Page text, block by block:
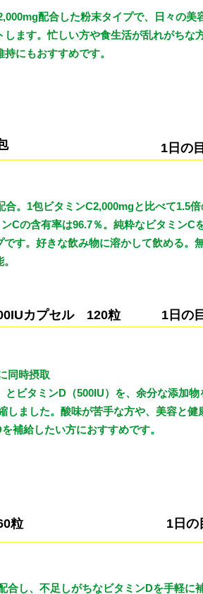
配合した粉末タイプで、日々の美
ます。忙しい方や食生活が乱れがちな
にもおすすめです。
1日の
合。1包ビタミンC2,000mgと比べて1.5
Cの含有率は96.7％。純粋なビタミンC
す。好きな飲み物に溶かして飲める。
カプセル 120粒 1日の
同時摂取
ビタミンD（500IU）を、余分な添加物
しました。酸味が苦手な方や、美容と健
補給したい方におすすめです。
粒 1日の
合し、不足しがちなビタミンDを手軽に